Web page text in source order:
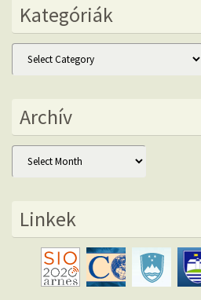
Kategóriák
Kategóriák
Archív
Archív
Linkek